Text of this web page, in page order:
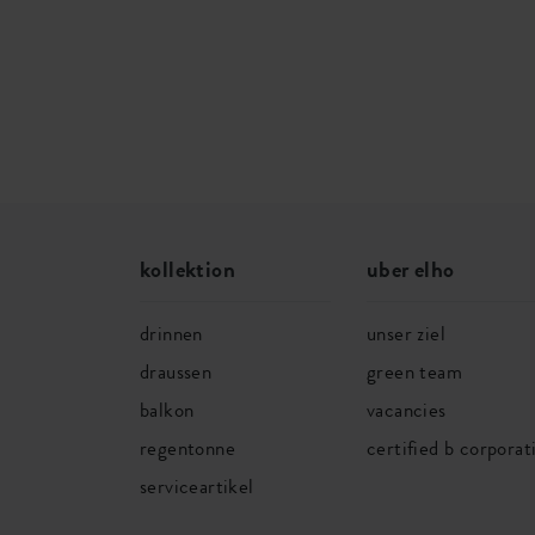
kollektion
drinnen
draussen
balkon
regentonne
serviceartikel
uber elho
unser ziel
green team
vacancies
certified b